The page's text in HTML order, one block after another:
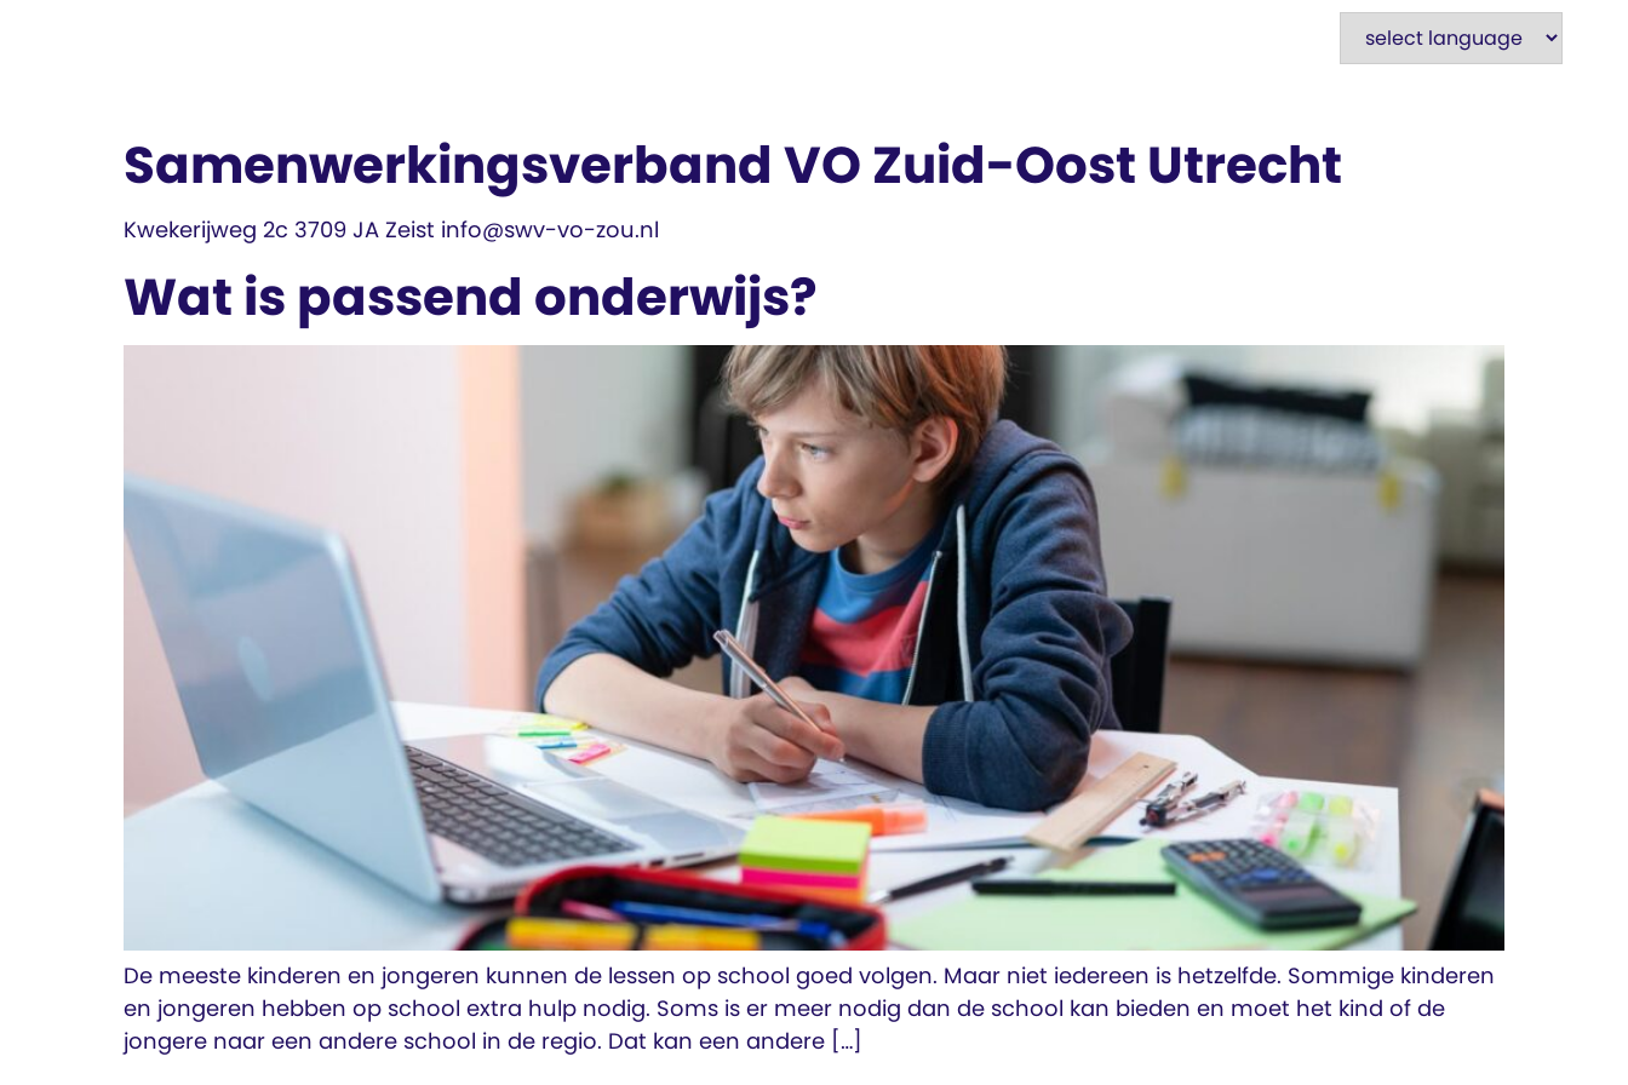
Samenwerkingsverband VO Zuid-Oost Utrecht
Kwekerijweg 2c 3709 JA Zeist info@swv-vo-zou.nl
Wat is passend onderwijs?
De meeste kinderen en jongeren kunnen de lessen op school goed volgen. Maar niet iedereen is hetzelfde. Sommige kinderen
en jongeren hebben op school extra hulp nodig. Soms is er meer nodig dan de school kan bieden en moet het kind of de
jongere naar een andere school in de regio. Dat kan een andere […]